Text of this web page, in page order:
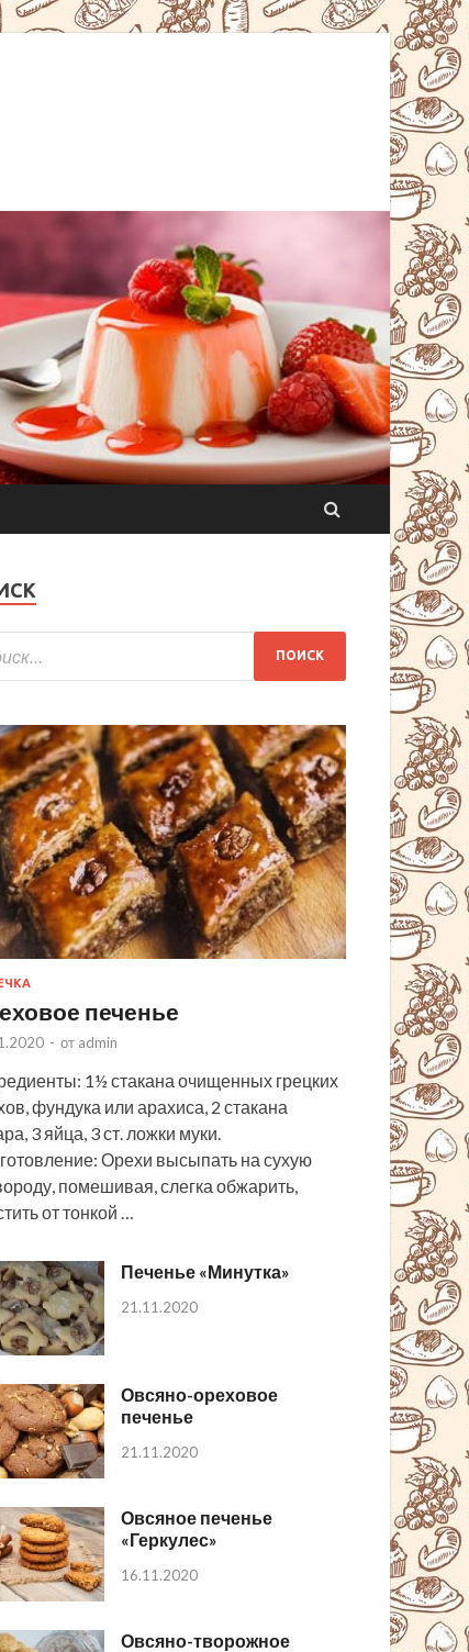
печенье
- от admin
1½ стакана очищенных грецких
фундука или арахиса, 2 стакана
3 яйца, 3 ст. ложки муки.
Орехи высыпать на сухую
помешивая, слегка обжарить,
от тонкой …
Печенье «Минутка»
21.11.2020
Овсяно-ореховое
печенье
21.11.2020
Овсяное печенье
«Геркулес»
16.11.2020
Овсяно-творожное